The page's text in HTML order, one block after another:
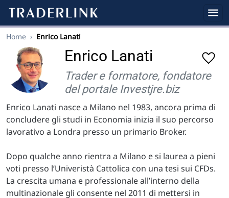
Home › Enrico Lanati
Enrico Lanati
Trader e formatore, fondatore
del portale Investjre.biz
Enrico Lanati nasce a Milano nel 1983, ancora prima di
concludere gli studi in Economia inizia il suo percorso
lavorativo a Londra presso un primario Broker.
Dopo qualche anno rientra a Milano e si laurea a pieni
voti presso l’Univeristà Cattolica con una tesi sui CFDs.
La crescita umana e professionale all’interno della
multinazionale gli consente nel 2011 di mettersi in